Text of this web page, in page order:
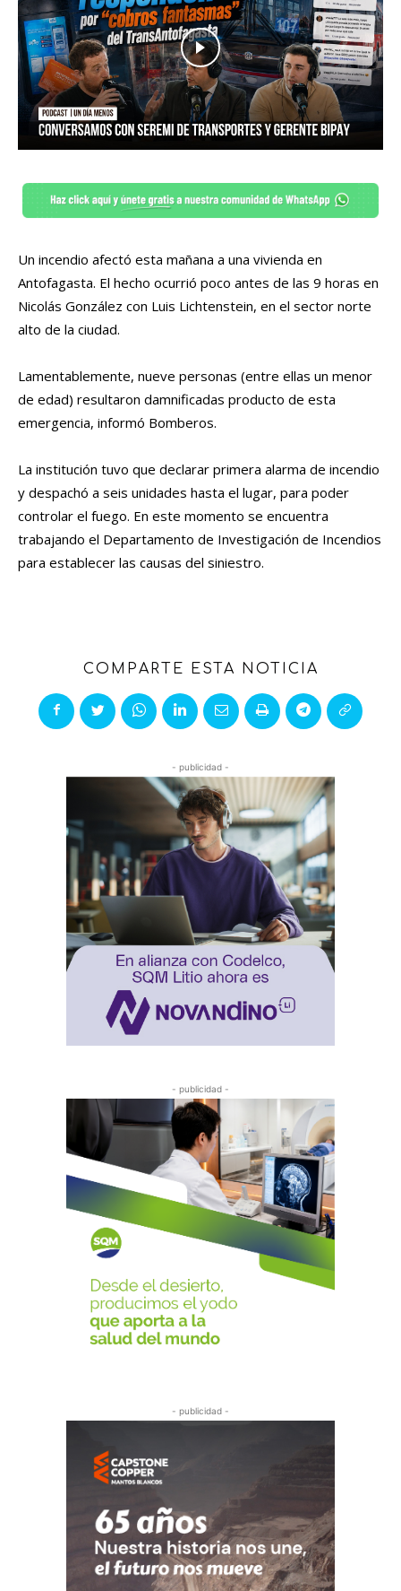
Un incendio afectó esta mañana a una vivienda en
Antofagasta. El hecho ocurrió poco antes de las 9 horas en
Nicolás González con Luis Lichtenstein, en el sector norte
alto de la ciudad.
Lamentablemente, nueve personas (entre ellas un menor
de edad) resultaron damnificadas producto de esta
emergencia, informó Bomberos.
La institución tuvo que declarar primera alarma de incendio
y despachó a seis unidades hasta el lugar, para poder
controlar el fuego. En este momento se encuentra
trabajando el Departamento de Investigación de Incendios
para establecer las causas del siniestro.
COMPARTE ESTA NOTICIA
- publicidad -
- publicidad -
- publicidad -